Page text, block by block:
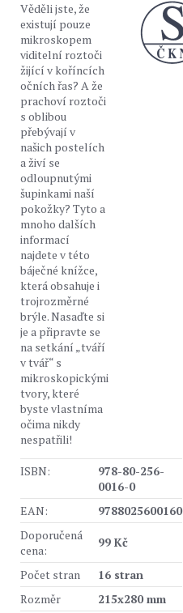
Věděli jste, že
existují pouze
mikroskopem
viditelní roztoči
žijící v koříncích
očních řas? A že
prachoví roztoči
s oblibou
přebývají v
našich postelích
a živí se
odloupnutými
šupinkami naší
pokožky? Tyto a
mnoho dalších
informací
najdete v této
báječné knížce,
která obsahuje i
trojrozměrné
brýle. Nasaďte si
je a připravte se
na setkání „tváří
v tvář“ s
mikroskopickými
tvory, které
byste vlastníma
očima nikdy
nespatřili!
ISBN:
978-80-256-
0016-0
EAN:
9788025600160
Doporučená
cena:
99 Kč
Počet stran
16 stran
Rozměr
215x280 mm